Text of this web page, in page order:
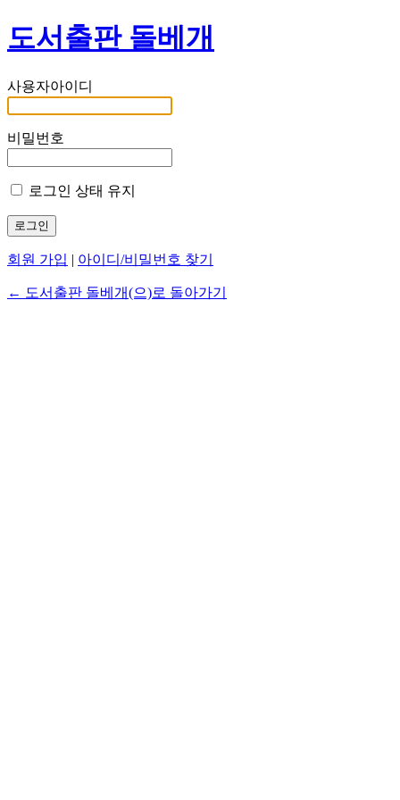
도서출판 돌베개
사용자아이디
비밀번호
로그인 상태 유지
회원 가입 | 아이디/비밀번호 찾기
← 도서출판 돌베개(으)로 돌아가기